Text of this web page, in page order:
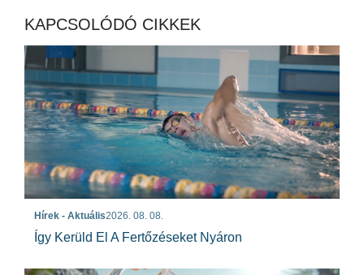
KAPCSOLÓDÓ CIKKEK
Hírek - Aktuális2026. 08. 08.
Így Kerüld El A Fertőzéseket Nyáron